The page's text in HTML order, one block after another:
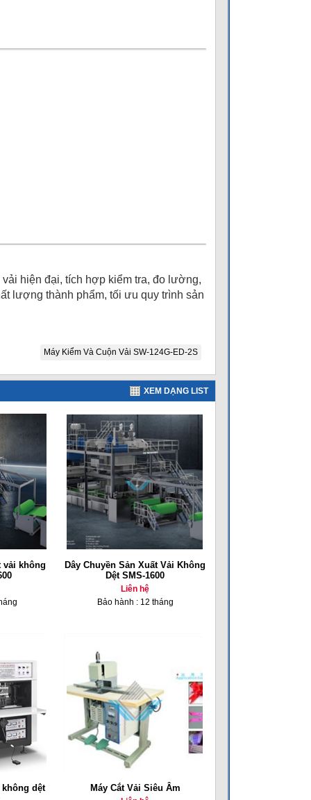
vải hiện đại, tích hợp kiểm tra, đo lường,
lượng thành phẩm, tối ưu quy trình sản
Máy Kiểm Và Cuộn Vải SW-124G-ED-2S
XEM DẠNG LIST
vải không
Dây Chuyền Sản Xuất Vải Không
Dệt SMS-1600
Liên hệ
Bảo hành : 12 tháng
không dệt
Máy Cắt Vải Siêu Âm